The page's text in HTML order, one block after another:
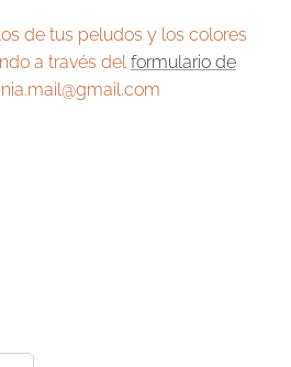
de tus peludos y los colores
a través del formulario de